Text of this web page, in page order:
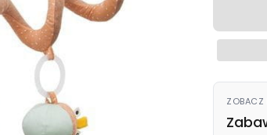
ZOBACZ